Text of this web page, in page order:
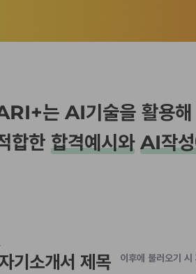
는 AI기술을 활용해
합한 합격예시와 AI작
기소개서 제목 이후에 불러오기